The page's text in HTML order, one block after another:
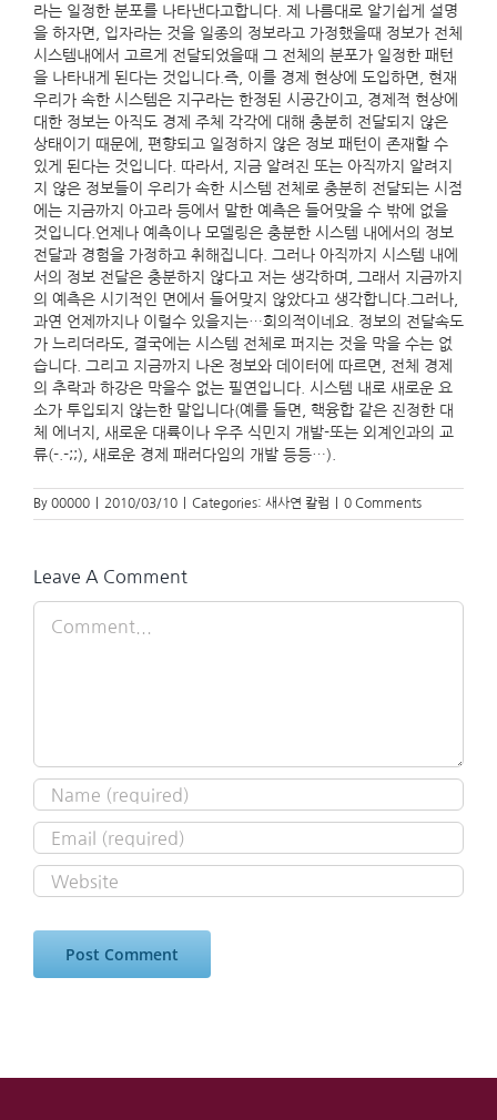
라는 일정한 분포를 나타낸다고합니다. 제 나름대로 알기쉽게 설명
을 하자면, 입자라는 것을 일종의 정보라고 가정했을때 정보가 전체
시스템내에서 고르게 전달되었을때 그 전체의 분포가 일정한 패턴
을 나타내게 된다는 것입니다.즉, 이를 경제 현상에 도입하면, 현재
우리가 속한 시스템은 지구라는 한정된 시공간이고, 경제적 현상에
대한 정보는 아직도 경제 주체 각각에 대해 충분히 전달되지 않은
상태이기 때문에, 편향되고 일정하지 않은 정보 패턴이 존재할 수
있게 된다는 것입니다. 따라서, 지금 알려진 또는 아직까지 알려지
지 않은 정보들이 우리가 속한 시스템 전체로 충분히 전달되는 시점
에는 지금까지 아고라 등에서 말한 예측은 들어맞을 수 밖에 없을
것입니다.언제나 예측이나 모델링은 충분한 시스템 내에서의 정보
전달과 경험을 가정하고 취해집니다. 그러나 아직까지 시스템 내에
서의 정보 전달은 충분하지 않다고 저는 생각하며, 그래서 지금까지
의 예측은 시기적인 면에서 들어맞지 않았다고 생각합니다.그러나,
과연 언제까지나 이럴수 있을지는…회의적이네요. 정보의 전달속도
가 느리더라도, 결국에는 시스템 전체로 퍼지는 것을 막을 수는 없
습니다. 그리고 지금까지 나온 정보와 데이터에 따르면, 전체 경제
의 추락과 하강은 막을수 없는 필연입니다. 시스템 내로 새로운 요
소가 투입되지 않는한 말입니다(예를 들면, 핵융합 같은 진정한 대
체 에너지, 새로운 대륙이나 우주 식민지 개발-또는 외계인과의 교
류(-.-;;), 새로운 경제 패러다임의 개발 등등…).
By 00000 2010/03/10 Categories: 새사연 칼럼 0 Comments
Leave A Comment